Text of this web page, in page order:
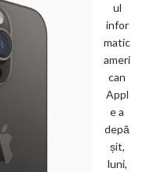
ul
infor
matic
ameri
can
Appl
e a
depă
șit,
luni,